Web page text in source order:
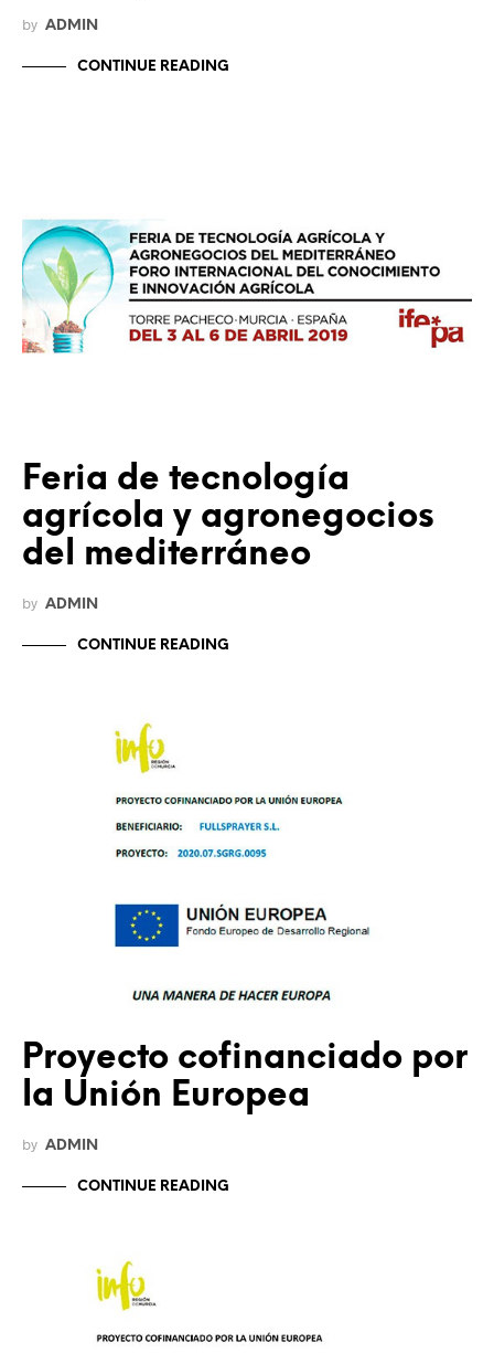
by ADMIN
CONTINUE READING
Feria de tecnología
agrícola y agronegocios
del mediterráneo
by ADMIN
CONTINUE READING
Proyecto cofinanciado por
la Unión Europea
by ADMIN
CONTINUE READING